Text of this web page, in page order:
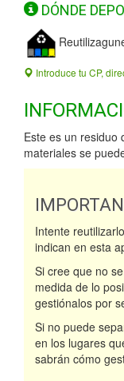
DÓNDE
Introduce tu CP,
Este es un residuo
materiales se
Intente
indican en esta
Si cree que no
medida de lo
gestiónalos por
Si no puede
en los lugares
sabrán cómo